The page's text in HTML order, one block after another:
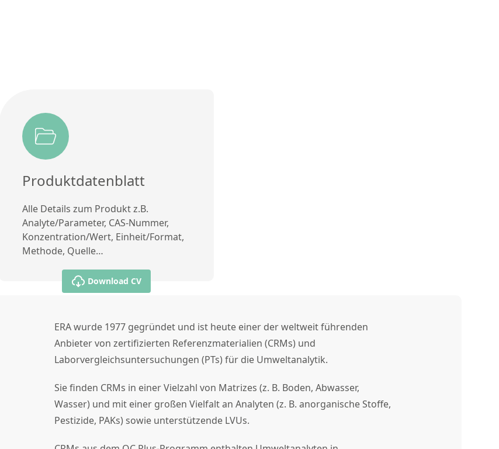
Produktdatenblatt
Alle Details zum Produkt z.B.
Analyte/Parameter, CAS-Nummer,
Konzentration/Wert, Einheit/Format,
Methode, Quelle…
Download CV
ERA wurde 1977 gegründet und ist heute einer der weltweit führenden
Anbieter von zertifizierten Referenzmaterialien (CRMs) und
Laborvergleichsuntersuchungen (PTs) für die Umweltanalytik.
Sie finden CRMs in einer Vielzahl von Matrizes (z. B. Boden, Abwasser,
Wasser) und mit einer großen Vielfalt an Analyten (z. B. anorganische Stoffe,
Pestizide, PAKs) sowie unterstützende LVUs.